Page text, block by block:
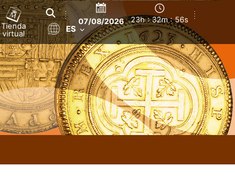
Tienda
virtual
07/08/2026 23h : 32m : 56s
ES